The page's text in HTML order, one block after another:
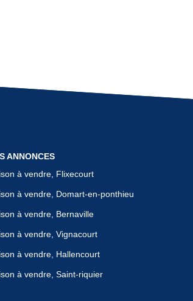
ANNONCES
à vendre, Flixecourt
à vendre, Domart-en-ponthieu
à vendre, Bernaville
à vendre, Vignacourt
à vendre, Hallencourt
à vendre, Saint-riquier